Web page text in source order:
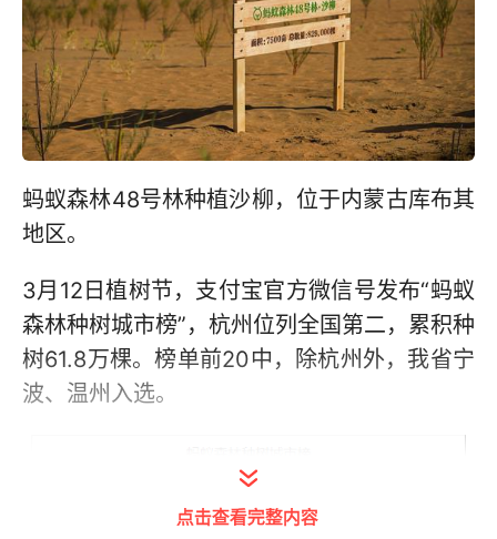
蚂蚁森林48号林种植沙柳，位于内蒙古库布其
地区。
3月12日植树节，支付宝官方微信号发布“蚂蚁
森林种树城市榜”，杭州位列全国第二，累积种
树61.8万棵。榜单前20中，除杭州外，我省宁
波、温州入选。
点击查看完整内容